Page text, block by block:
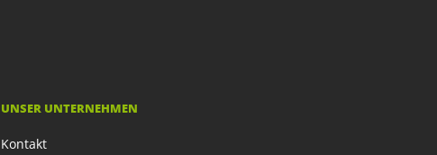
UNSER UNTERNEHMEN
Kontakt